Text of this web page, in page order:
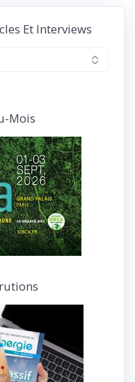
Et Interviews
Mois